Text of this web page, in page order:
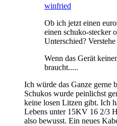
winfried
Ob ich jetzt einen
einen schuko-stecker
Unterschied?
Wenn das Gerät
braucht.....
Ich würde das Ganze gerne
Schukos wurde peinlichst
keine losen Litzen gibt. Ich
Lebens unter 15KV 16 2/3
also bewusst. Ein neues